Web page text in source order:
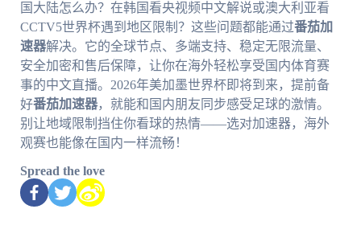
国大陆怎么办？在韩国看央视频中文解说或澳大利亚看
CCTV5世界杯遇到地区限制？这些问题都能通过番茄加
速器解决。它的全球节点、多端支持、稳定无限流量、
安全加密和售后保障，让你在海外轻松享受国内体育赛
事的中文直播。2026年美加墨世界杯即将到来，提前备
好番茄加速器，就能和国内朋友同步感受足球的激情。
别让地域限制挡住你看球的热情——选对加速器，海外
观赛也能像在国内一样流畅！
Spread the love